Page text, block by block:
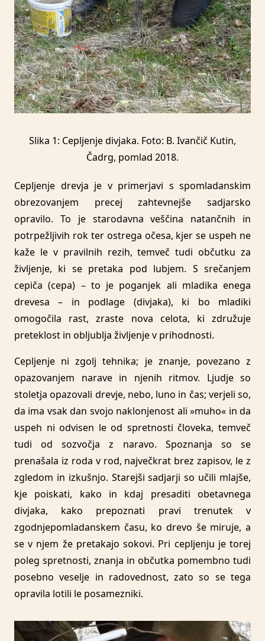
Slika 1: Cepljenje divjaka. Foto: B. Ivančič Kutin,
Čadrg, pomlad 2018.
Cepljenje drevja je v primerjavi s spomladanskim
obrezovanjem precej zahtevnejše sadjarsko
opravilo. To je starodavna veščina natančnih in
potrpežljivih rok ter ostrega očesa, kjer se uspeh ne
kaže le v pravilnih rezih, temveč tudi občutku za
življenje, ki se pretaka pod lubjem. S srečanjem
cepiča (cepa) – to je poganjek ali mladika enega
drevesa – in podlage (divjaka), ki bo mladiki
omogočila rast, zraste nova celota, ki združuje
preteklost in obljublja življenje v prihodnosti.
Cepljenje ni zgolj tehnika; je znanje, povezano z
opazovanjem narave in njenih ritmov. Ljudje so
stoletja opazovali drevje, nebo, luno in čas; verjeli so,
da ima vsak dan svojo naklonjenost ali »muho« in da
uspeh ni odvisen le od spretnosti človeka, temveč
tudi od sozvočja z naravo. Spoznanja so se
prenašala iz roda v rod, največkrat brez zapisov, le z
zgledom in izkušnjo. Starejši sadjarji so učili mlajše,
kje poiskati, kako in kdaj presaditi obetavnega
divjaka, kako prepoznati pravi trenutek v
zgodnjepomladanskem času, ko drevo še miruje, a
se v njem že pretakajo sokovi. Pri cepljenju je torej
poleg spretnosti, znanja in občutka pomembno tudi
posebno veselje in radovednost, zato so se tega
opravila lotili le posamezniki.